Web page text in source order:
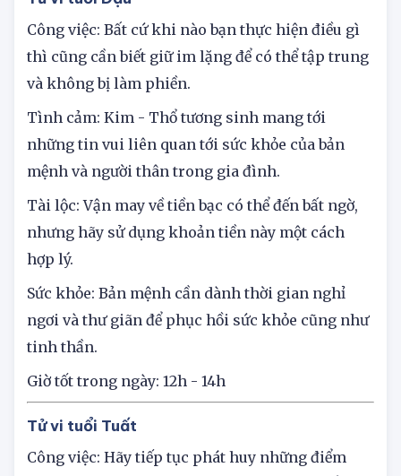
Tử vi tuổi Dậu
Công việc: Bất cứ khi nào bạn thực hiện điều gì
thì cũng cần biết giữ im lặng để có thể tập trung
và không bị làm phiền.
Tình cảm: Kim - Thổ tương sinh mang tới
những tin vui liên quan tới sức khỏe của bản
mệnh và người thân trong gia đình.
Tài lộc: Vận may về tiền bạc có thể đến bất ngờ,
nhưng hãy sử dụng khoản tiền này một cách
hợp lý.
Sức khỏe: Bản mệnh cần dành thời gian nghỉ
ngơi và thư giãn để phục hồi sức khỏe cũng như
tinh thần.
Giờ tốt trong ngày: 12h - 14h
Tử vi tuổi Tuất